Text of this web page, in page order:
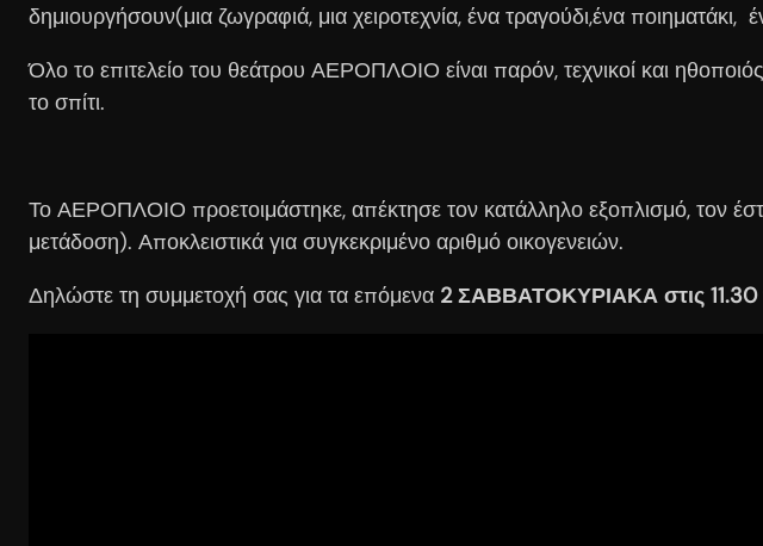
δημιουργήσουν(μια ζωγραφιά, μια χειροτεχνία, ένα τραγούδι,ένα ποιηματάκι,
Όλο το επιτελείο του θεάτρου ΑΕΡΟΠΛΟΙΟ είναι παρόν, τεχνικοί και
το σπίτι.
Το ΑΕΡΟΠΛΟΙΟ προετοιμάστηκε, απέκτησε τον κατάλληλο εξοπλισμό, τον
μετάδοση). Αποκλειστικά για συγκεκριμένο αριθμό οικογενειών.
Δηλώστε τη συμμετοχή σας για τα επόμενα 2 ΣΑΒΒΑΤΟΚΥΡΙΑΚΑ στις